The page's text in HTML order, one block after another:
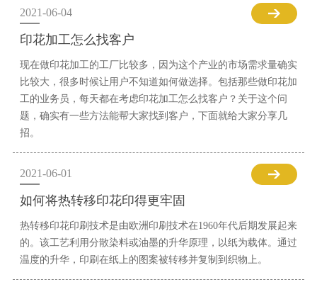
2021-06-04
印花加工怎么找客户
现在做印花加工的工厂比较多，因为这个产业的市场需求量确实
比较大，很多时候让用户不知道如何做选择。包括那些做印花加
工的业务员，每天都在考虑印花加工怎么找客户？关于这个问
题，确实有一些方法能帮大家找到客户，下面就给大家分享几
招。
2021-06-01
如何将热转移印花印得更牢固
热转移印花印刷技术是由欧洲印刷技术在1960年代后期发展起来
的。该工艺利用分散染料或油墨的升华原理，以纸为载体。通过
温度的升华，印刷在纸上的图案被转移并复制到织物上。